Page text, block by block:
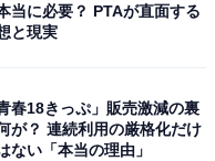
当に必要？ PTAが直面する
と現実
青春18きっぷ」販売激減の裏
が？ 連続利用の厳格化だけ
ない「本当の理由」